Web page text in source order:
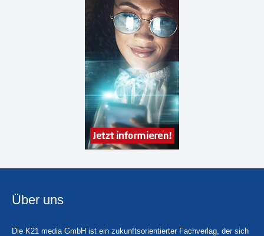
Über uns
Die K21 media GmbH ist ein zukunftsorientierter Fachverlag, der sich